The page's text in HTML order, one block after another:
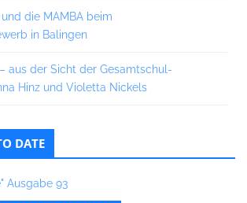
die MAMBA beim
in Balingen
aus der Sicht der Gesamtschul-
Hinz und Violetta Nickels
DATE
Ausgabe 93